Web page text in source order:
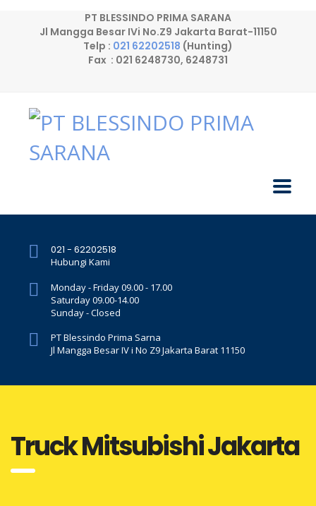
PT BLESSINDO PRIMA SARANA
Jl Mangga Besar IVi No.Z9 Jakarta Barat-11150
Telp : 021 62202518 (Hunting)
Fax : 021 6248730, 6248731
021 - 62202518
Hubungi Kami
Monday - Friday 09.00 - 17.00
Saturday 09.00-14.00
Sunday - Closed
PT Blessindo Prima Sarna
Jl Mangga Besar IV i No Z9 Jakarta Barat 11150
Truck Mitsubishi Jakarta